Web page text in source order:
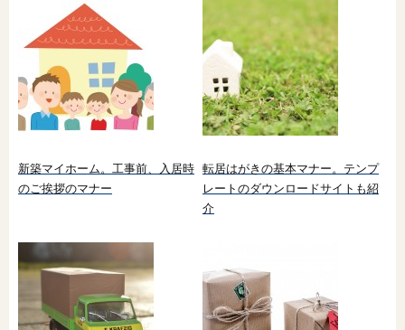
新築マイホーム。工事前、入居時
のご挨拶のマナー
転居はがきの基本マナー。テンプ
レートのダウンロードサイトも紹
介